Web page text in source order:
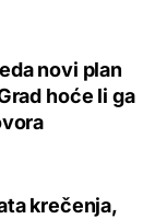
novi plan
hoće li ga
krečenja,